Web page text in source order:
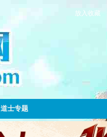
放入收藏
道士专题